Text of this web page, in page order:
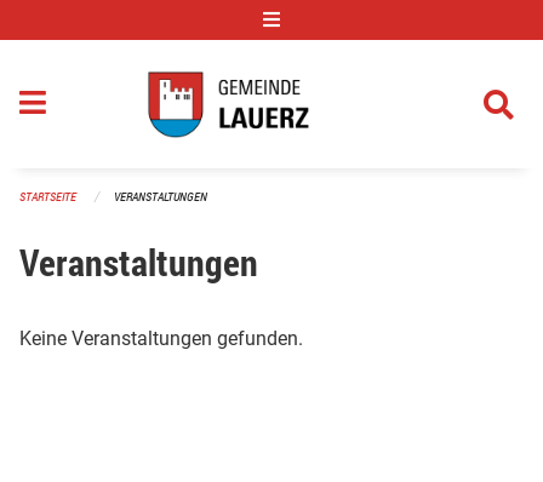
STARTSEITE VERANSTALTUNGEN
Veranstaltungen
Keine Veranstaltungen gefunden.